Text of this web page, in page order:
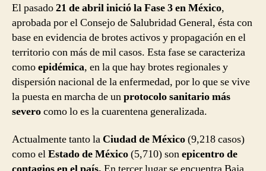
El pasado21 de abril inició la Fase 3 en México,
aprobada por el Consejo de Salubridad General, ésta con
base en evidencia de brotes activos y propagación en el
territorio con más de mil casos. Esta fase se caracteriza
comoepidémica, en la que hay brotes regionales y
dispersión nacional de la enfermedad, por lo que se vive
la puesta en marcha de unprotocolo sanitario más
severocomo lo es la cuarentena generalizada.
Actualmente tanto la Ciudad de México(9,218 casos)
como elEstado de México(5,710) sonepicentro de